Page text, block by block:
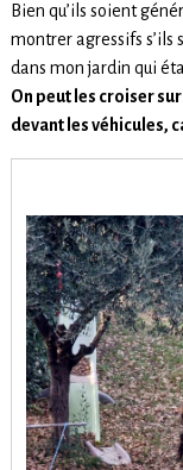
Bien qu’ils soient
montrer agressifs s’ils
dans mon jardin qui
On peut les croiser
devant les véhicules,